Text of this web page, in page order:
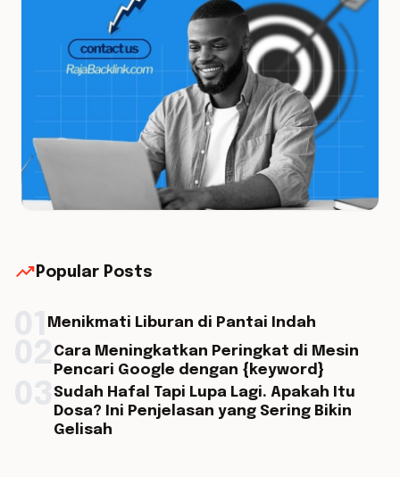
trending_up Popular Posts
Menikmati Liburan di Pantai Indah
Cara Meningkatkan Peringkat di Mesin
Pencari Google dengan {keyword}
Sudah Hafal Tapi Lupa Lagi. Apakah Itu
Dosa? Ini Penjelasan yang Sering Bikin
Gelisah